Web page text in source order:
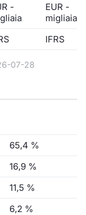
-
EUR -
migliaia
IFRS
07-28
65,4 %
16,9 %
11,5 %
6,2 %